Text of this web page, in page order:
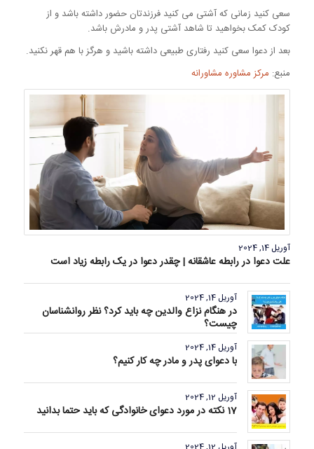
سعی کنید زمانی که آشتی می کنید فرزندتان حضور داشته باشد و از
کودک کمک بخواهید تا شاهد آشتی پدر و مادرش باشد.
بعد از دعوا سعی کنید رفتاری طبیعی داشته باشید و هرگز با هم قهر نکنید.
منبع: مرکز مشاوره مشاورانه
آوریل 14, 2024
علت دعوا در رابطه عاشقانه | چقدر دعوا در یک رابطه زیاد است
آوریل 14, 2024
در هنگام نزاع والدین چه باید کرد؟ نظر روانشناسان
چیست؟
آوریل 14, 2024
با دعوای پدر و مادر چه کار کنیم؟
آوریل 12, 2024
17 نکته در مورد دعوای خانوادگی که باید حتما بدانید